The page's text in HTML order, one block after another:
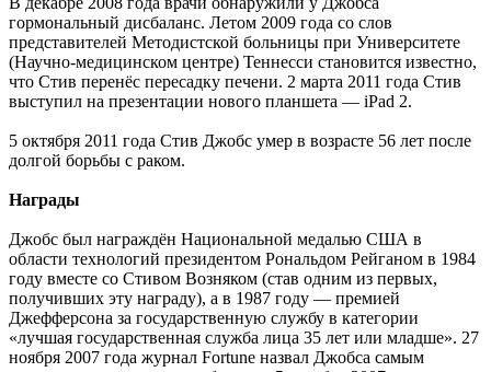
гормональный дисбаланс. Летом 2009 года со слов
представителей Методистской больницы при Университете
(Научно-медицинском центре) Теннесси становится известно,
что Стив перенёс пересадку печени. 2 марта 2011 года Стив
выступил на презентации нового планшета — iPad 2.
5 октября 2011 года Стив Джобс умер в возрасте 56 лет после
долгой борьбы с раком.
Награды
Джобс был награждён Национальной медалью США в
области технологий президентом Рональдом Рейганом в 1984
году вместе со Стивом Возняком (став одним из первых,
получивших эту награду), а в 1987 году — премией
Джефферсона за государственную службу в категории
«лучшая государственная служба лица 35 лет или младше». 27
ноября 2007 года журнал Fortune назвал Джобса самым